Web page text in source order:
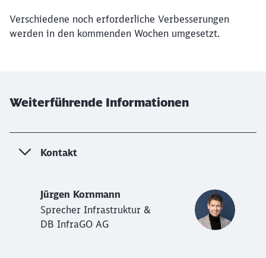
Verschiedene noch erforderliche Verbesserungen
werden in den kommenden Wochen umgesetzt.
Weiterführende Informationen
Kontakt
Jürgen Kornmann
Sprecher Infrastruktur &
DB InfraGO AG